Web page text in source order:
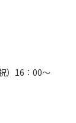
）16：00～